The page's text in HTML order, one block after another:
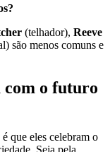
(telhador), Reeve
são menos comuns e
com o futuro
que eles celebram o
Seja pela